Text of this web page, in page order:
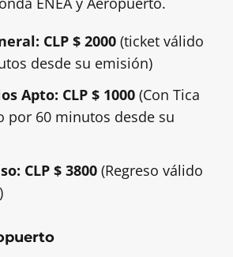
CLP $ 2000 (ticket válido
desde su emisión)
Apto: CLP $ 1000 (Con Tica
por 60 minutos desde su
CLP $ 3800 (Regreso válido